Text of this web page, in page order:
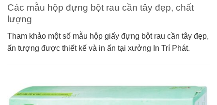
Các mẫu hộp đựng bột rau cần tây đẹp, chất
lượng
Tham khảo một số mẫu hộp giấy đựng bột rau cần tây đẹp,
ấn tượng được thiết kế và in ấn tại xưởng In Trí Phát.